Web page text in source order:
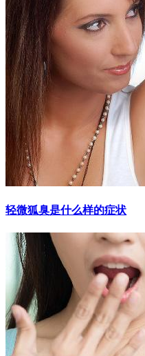
轻微狐臭是什么样的症状